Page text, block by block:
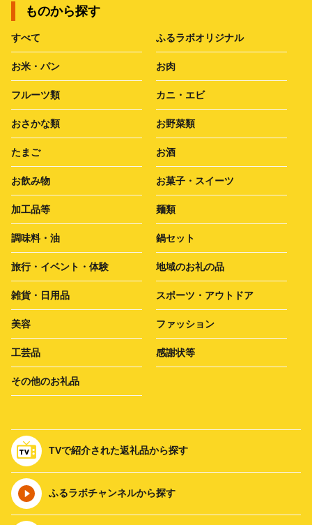
ものから探す
すべて ふるラボオリジナル
お米・パン お肉
フルーツ類 カニ・エビ
おさかな類 お野菜類
たまご お酒
お飲み物 お菓子・スイーツ
加工品等 麺類
調味料・油 鍋セット
旅行・イベント・体験 地域のお礼の品
雑貨・日用品 スポーツ・アウトドア
美容 ファッション
工芸品 感謝状等
その他のお礼品
TVで紹介された返礼品から探す
ふるラボチャンネルから探す